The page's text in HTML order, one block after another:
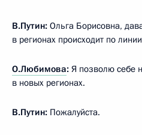
В.Путин: Ольга Борисовна,
в регионах происходит по
О.Любимова: Я позволю себе
в новых регионах.
В.Путин: Пожалуйста.